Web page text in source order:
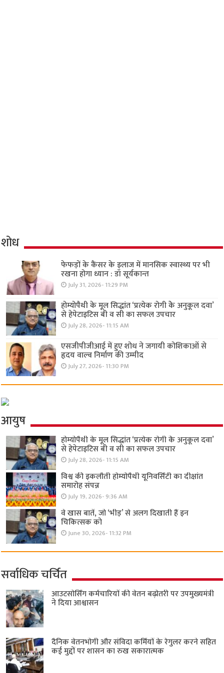
शोध
फेफड़ों के कैंसर के इलाज में मानसिक स्वास्थ्य पर भी
रखना होगा ध्यान : डॉ सूर्यकान्त
July 31, 2026- 11:29 PM
होम्योपैथी के मूल सिद्धांत ‘प्रत्येक रोगी केे अनुकूल दवा’
से हेपेटाइटिस बी व सी का सफल उपचार
July 28, 2026- 11:15 AM
एसजीपीजीआई में हुए शोध ने जगायी कोशिकाओं से
हृदय वाल्व निर्माण की उम्मीद
July 27, 2026- 11:30 PM
आयुष
होम्योपैथी के मूल सिद्धांत ‘प्रत्येक रोगी केे अनुकूल दवा’
से हेपेटाइटिस बी व सी का सफल उपचार
July 28, 2026- 11:15 AM
विश्व की इकलौती होम्योपैथी यूनिवर्सिटी का दीक्षांत
समारोह संपन्न
July 19, 2026- 9:36 AM
वे खास बातें, जो ‘भीड़’ से अलग दिखाती हैं इन
चिकित्सक को
June 30, 2026- 11:32 PM
सर्वाधिक चर्चित
आउटसोर्सिंग कर्मचारियों की वेतन बढ़ोतरी पर उपमुख्यमंत्री
ने दिया आश्वासन
दैनिक वेतनभोगी और संविदा कर्मियों के रेगुलर करने सहित
कई मुद्दों पर शासन का रुख सकारात्मक